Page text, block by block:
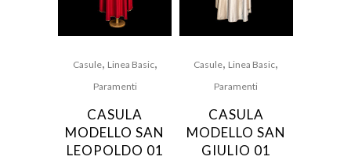
Casule, Linea Basic,
Paramenti
CASULA
MODELLO SAN
LEOPOLDO 01
Casule, Linea Basic,
Paramenti
CASULA
MODELLO SAN
GIULIO 01